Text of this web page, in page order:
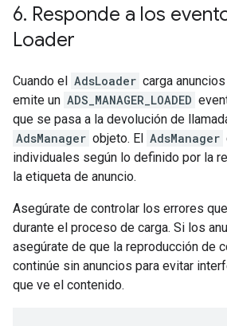
6. Responde a los
Loader
Cuando el AdsLoader carga
emite un ADS_MANAGER_LOADED
que se pasa a la devolución de
AdsManager objeto. El AdsManager
individuales según lo definido por la
la etiqueta de anuncio.
Asegúrate de controlar los errores
durante el proceso de carga. Si los
asegúrate de que la reproducción de
continúe sin anuncios para evitar
que ve el contenido.